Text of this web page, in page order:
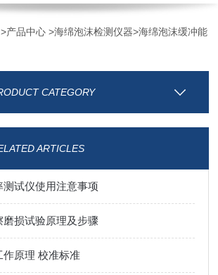
>产品中心>海绵泡沫检测仪器>海绵泡沫缓冲能
CATEGORY
ARTICLES
测试仪使用注意事项
磨损试验原理及步骤
作原理 校准标准